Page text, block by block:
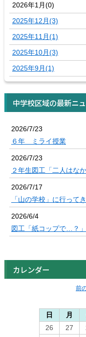
2026年1月(0)
2025年12月(3)
2025年11月(1)
2025年10月(3)
2025年9月(1)
中学校区域の最新ニ
2026/7/23
６年 ミライ授業
2026/7/23
２年生図工「二人はなか
2026/7/17
「山の学校」に行って
2026/6/4
図工「紙コップで…？
カレンダー
前
日 月
26
27